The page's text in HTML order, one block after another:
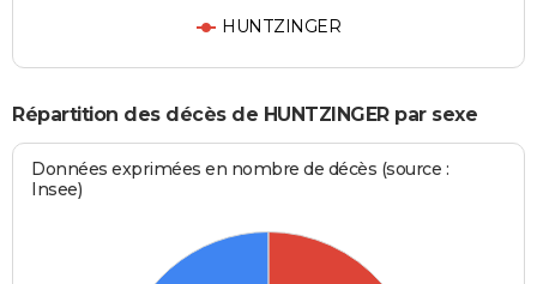
HUNTZINGER
Répartition des décès de HUNTZINGER par sexe
Données exprimées en nombre de décès (source :
Insee)